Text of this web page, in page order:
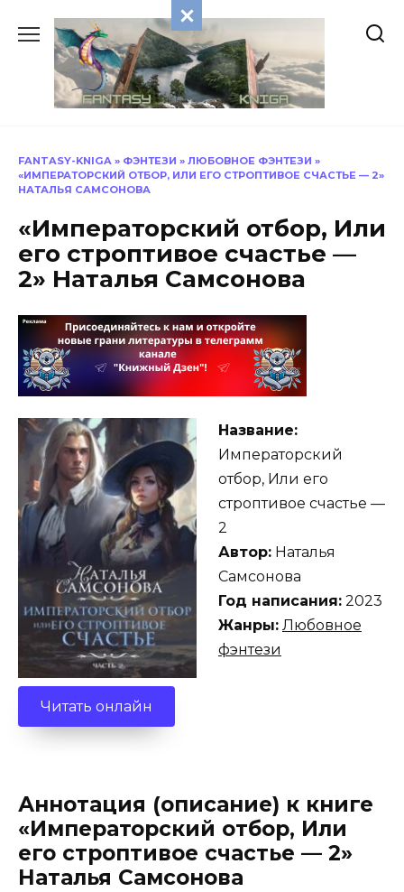
содержанию
FANTASY-KNIGA » ФЭНТЕЗИ » ЛЮБОВНОЕ ФЭНТЕЗИ »
«ИМПЕРАТОРСКИЙ ОТБОР, ИЛИ ЕГО СТРОПТИВОЕ СЧАСТЬЕ — 2»
НАТАЛЬЯ САМСОНОВА
«Императорский отбор, Или
его строптивое счастье —
2» Наталья Самсонова
Название:
Императорский
отбор, Или его
строптивое счастье —
2
Автор: Наталья
Самсонова
Год написания: 2023
Жанры: Любовное
фэнтези
Читать онлайн
Аннотация (описание) к книге
«Императорский отбор, Или
его строптивое счастье — 2»
Наталья Самсонова